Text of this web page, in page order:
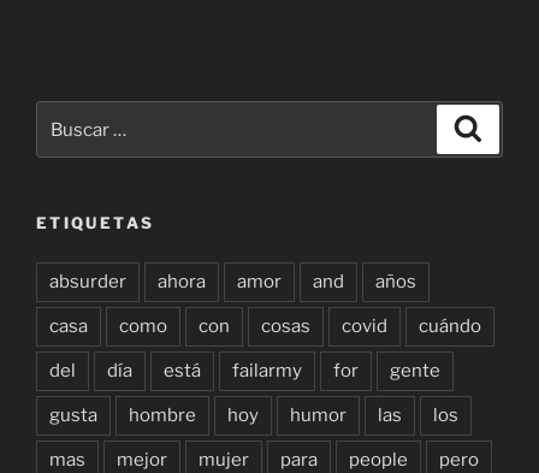
por:
ETIQUETAS
absurder ahora amor and años
casa como con cosas covid cuándo
del día está failarmy for gente
gusta hombre hoy humor las los
mas mejor mujer para people pero